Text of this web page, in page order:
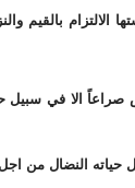
بالقيم
صراعاً الا في
حياته النضال من